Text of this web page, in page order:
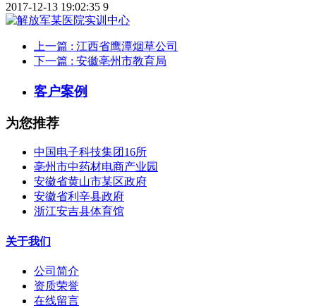
2017-12-13 19:02:35 9
上一篇 : 江西省鹰潭烟草公司
下一篇 : 安徽亳州市教育局
客户案例
为您推荐
中国电子科技集团16所
亳州市中药材电商产业园
安徽省黄山市某区政府
安徽省利辛县政府
浙江安吉县体育馆
关于我们
公司简介
资质荣誉
在线留言